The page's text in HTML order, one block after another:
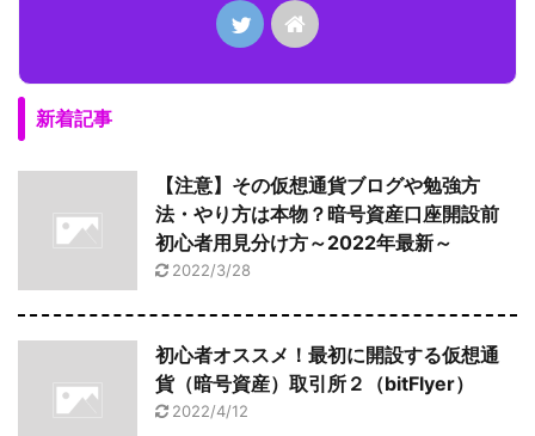
新着記事
【注意】その仮想通貨ブログや勉強方
法・やり方は本物？暗号資産口座開設前
初心者用見分け方～2022年最新～
2022/3/28
初心者オススメ！最初に開設する仮想通
貨（暗号資産）取引所２（bitFlyer）
2022/4/12